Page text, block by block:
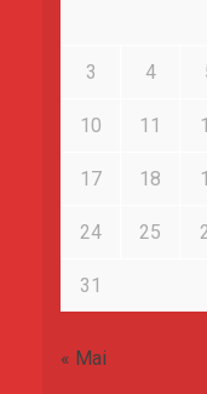
3 4
10 11
17 18
24 25
31
« Mai